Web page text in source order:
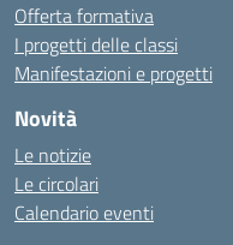
Offerta formativa
I progetti delle classi
Manifestazioni e progetti
Novità
Le notizie
Le circolari
Calendario eventi